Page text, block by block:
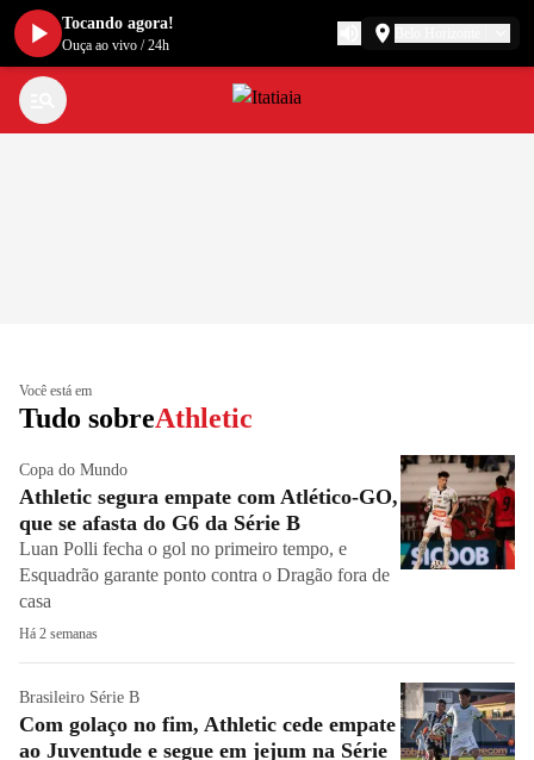
Você está em
Tudo sobreAthletic
Copa do Mundo
Athletic segura empate com Atlético-GO,
que se afasta do G6 da Série B
Luan Polli fecha o gol no primeiro tempo, e
Esquadrão garante ponto contra o Dragão fora de
casa
Há 2 semanas
Brasileiro Série B
Com golaço no fim, Athletic cede empate
ao Juventude e segue em jejum na Série
Tocando agora!
Ouça ao vivo /24h